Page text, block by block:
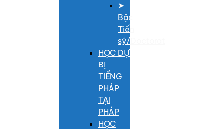
➤
Bậc
Tiến
sỹ/Doctorat
HỌC DỰ
BỊ
TIẾNG
PHÁP
TẠI
PHÁP
HỌC